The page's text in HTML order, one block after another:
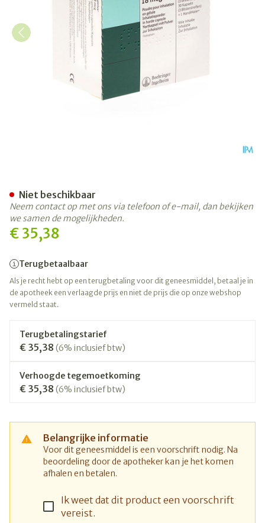
€ 35,38
Terugbetaalbaar
Als je recht hebt op een terugbetaling voor dit geneesmiddel, betaal je in
de apotheek een verlaagde prijs en niet de prijs die op onze webshop
vermeld staat.
Terugbetalingstarief
€ 35,38 (6% inclusief btw)
Verhoogde tegemoetkoming
€ 35,38 (6% inclusief btw)
Belangrijke informatie
Voor dit geneesmiddel is een voorschrift nodig. Na
beoordeling door de apotheker kan je het komen
afhalen en betalen.
Ik weet dat dit product een voorschrift
vereist.
Niet beschikbaar
Neem contact op met ons via telefoon of e-mail, dan bekijken
we samen de mogelijkheden.